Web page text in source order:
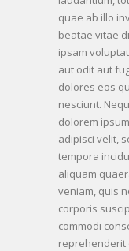
quae ab illo
beatae vitae
ipsam
aut odit aut
dolores eos
nesciunt.
dolorem
adipisci velit,
tempora
aliquam
veniam, quis
corporis
commodi
reprehenderit